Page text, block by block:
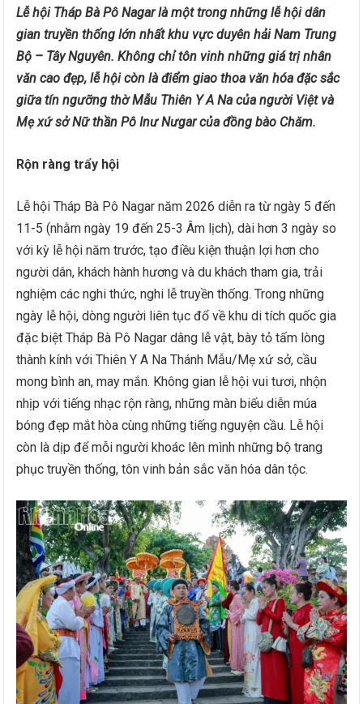
Lễ hội Tháp Bà Pô Nagar là một trong những lễ hội dân
gian truyền thống lớn nhất khu vực duyên hải Nam Trung
Bộ – Tây Nguyên. Không chỉ tôn vinh những giá trị nhân
văn cao đẹp, lễ hội còn là điểm giao thoa văn hóa đặc sắc
giữa tín ngưỡng thờ Mẫu Thiên Y A Na của người Việt và
Mẹ xứ sở Nữ thần Pô Inư Nưgar của đồng bào Chăm.
Rộn ràng trẩy hội
Lễ hội Tháp Bà Pô Nagar năm 2026 diễn ra từ ngày 5 đến
11-5 (nhằm ngày 19 đến 25-3 Âm lịch), dài hơn 3 ngày so
với kỳ lễ hội năm trước, tạo điều kiện thuận lợi hơn cho
người dân, khách hành hương và du khách tham gia, trải
nghiệm các nghi thức, nghi lễ truyền thống. Trong những
ngày lễ hội, dòng người liên tục đổ về khu di tích quốc gia
đặc biệt Tháp Bà Pô Nagar dâng lễ vật, bày tỏ tấm lòng
thành kính với Thiên Y A Na Thánh Mẫu/Mẹ xứ sở, cầu
mong bình an, may mắn. Không gian lễ hội vui tươi, nhộn
nhịp với tiếng nhạc rộn ràng, những màn biểu diễn múa
bóng đẹp mắt hòa cùng những tiếng nguyện cầu. Lễ hội
còn là dịp để mỗi người khoác lên mình những bộ trang
phục truyền thống, tôn vinh bản sắc văn hóa dân tộc.